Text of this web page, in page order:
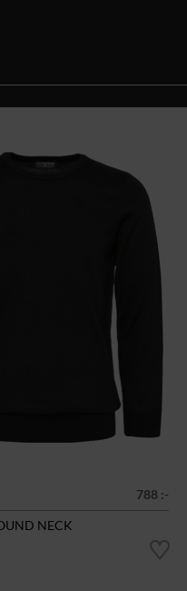
788 :-
NECK